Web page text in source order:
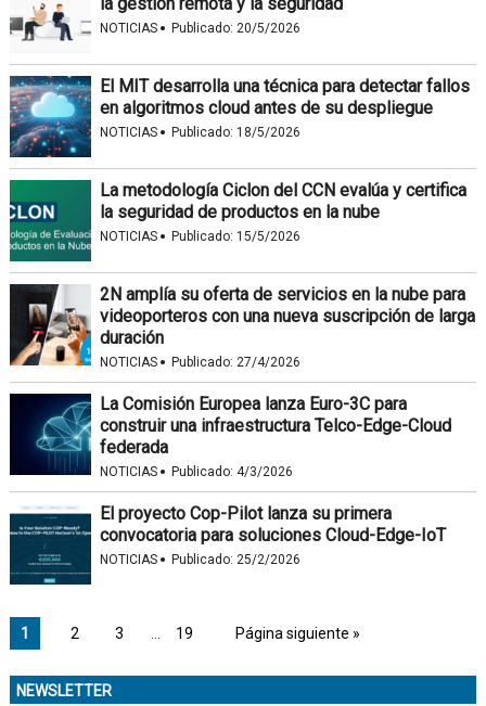
NOTICIAS · Publicado: 20/5/2026
El MIT desarrolla una técnica para detectar fallos
en algoritmos cloud antes de su despliegue
NOTICIAS · Publicado: 18/5/2026
La metodología Ciclon del CCN evalúa y certifica
la seguridad de productos en la nube
NOTICIAS · Publicado: 15/5/2026
2N amplía su oferta de servicios en la nube para
videoporteros con una nueva suscripción de larga
duración
NOTICIAS · Publicado: 27/4/2026
La Comisión Europea lanza Euro-3C para
construir una infraestructura Telco-Edge-Cloud
federada
NOTICIAS · Publicado: 4/3/2026
El proyecto Cop-Pilot lanza su primera
convocatoria para soluciones Cloud-Edge-IoT
NOTICIAS · Publicado: 25/2/2026
1 2 3 19 Página siguiente »
NEWSLETTER